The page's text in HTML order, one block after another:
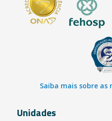
Saiba mais sobre as
Unidades